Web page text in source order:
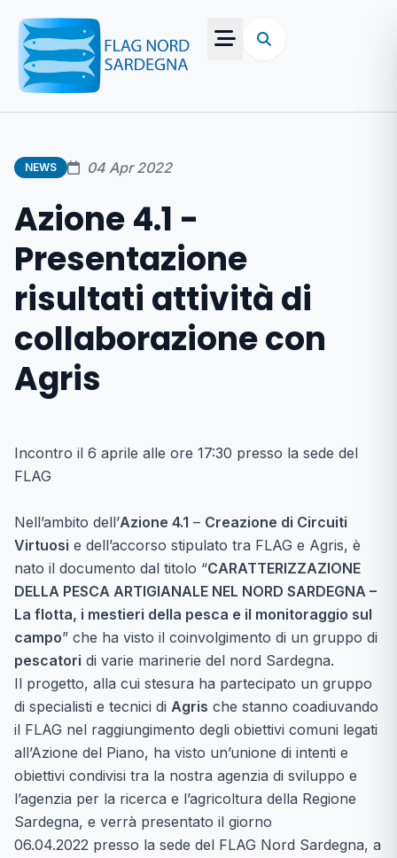
NEWS 04 Apr 2022
Azione 4.1 -
Presentazione
risultati attività di
collaborazione con
Agris
Incontro il 6 aprile alle ore 17:30 presso la sede del
FLAG
Nell’ambito dell’Azione 4.1 – Creazione di Circuiti
Virtuosi e dell’accorso stipulato tra FLAG e Agris, è
nato il documento dal titolo “CARATTERIZZAZIONE
DELLA PESCA ARTIGIANALE NEL NORD SARDEGNA –
La flotta, i mestieri della pesca e il monitoraggio sul
campo” che ha visto il coinvolgimento di un gruppo di
pescatori di varie marinerie del nord Sardegna.
Il progetto, alla cui stesura ha partecipato un gruppo
di specialisti e tecnici di Agris che stanno coadiuvando
il FLAG nel raggiungimento degli obiettivi comuni legati
all’Azione del Piano, ha visto un’unione di intenti e
obiettivi condivisi tra la nostra agenzia di sviluppo e
l’agenzia per la ricerca e l’agricoltura della Regione
Sardegna, e verrà presentato il giorno
06.04.2022 presso la sede del FLAG Nord Sardegna, a